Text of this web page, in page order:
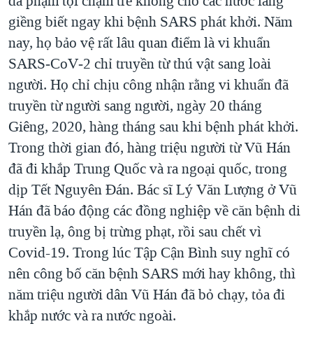
giềng biết ngay khi bệnh SARS phát khởi. Năm
nay, họ bảo vệ rất lâu quan điểm là vi khuẩn
SARS‑CoV‑2 chỉ truyền từ thú vật sang loài
người. Họ chỉ chịu công nhận rằng vi khuẩn đã
truyền từ người sang người, ngày 20 tháng
Giêng, 2020, hàng tháng sau khi bệnh phát khởi.
Trong thời gian đó, hàng triệu người từ Vũ Hán
đã đi khắp Trung Quốc và ra ngoại quốc, trong
dịp Tết Nguyên Đán. Bác sĩ Lý Văn Lượng ở Vũ
Hán đã báo động các đồng nghiệp về căn bệnh di
truyền lạ, ông bị trừng phạt, rồi sau chết vì
Covid-19. Trong lúc Tập Cận Bình suy nghĩ có
nên công bố căn bệnh SARS mới hay không, thì
năm triệu người dân Vũ Hán đã bỏ chạy, tỏa đi
khắp nước và ra nước ngoài.